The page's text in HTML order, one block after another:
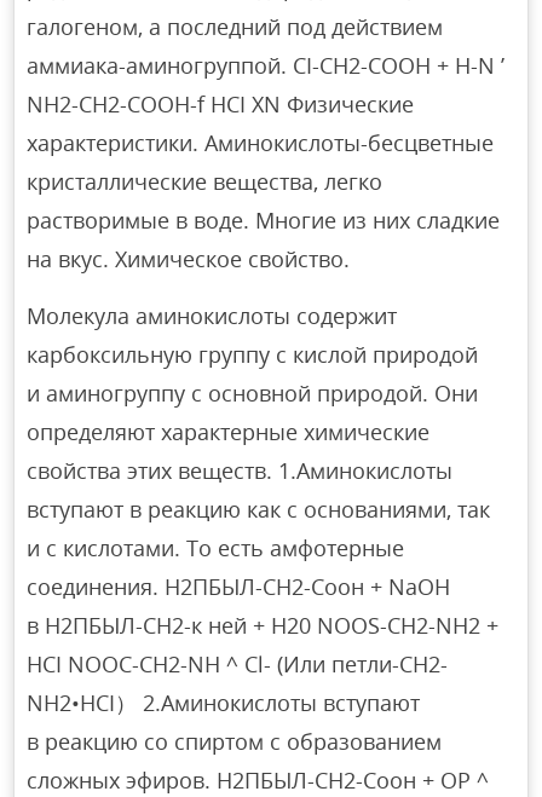
галогеном, а последний под действием
аммиака-аминогруппой. CI-CH2-COOH + H-N ’
NH2-CH2-COOH-f HCI XN Физические
характеристики. Аминокислоты-бесцветные
кристаллические вещества, легко
растворимые в воде. Многие из них сладкие
на вкус. Химическое свойство.
Молекула аминокислоты содержит
карбоксильную группу с кислой природой
и аминогруппу с основной природой. Они
определяют характерные химические
свойства этих веществ. 1.Аминокислоты
вступают в реакцию как с основаниями, так
и с кислотами. То есть амфотерные
соединения. Н2ПБЫЛ-СН2-Соон + NaOH
в Н2ПБЫЛ-СН2-к ней + Н20 NOOS-CH2-NH2 +
HCI NOOC-CH2-NH ^ Cl- (Или петли-CH2-
NH2•HCI） 2.Аминокислоты вступают
в реакцию со спиртом с образованием
сложных эфиров. Н2ПБЫЛ-СН2-Соон + ОР ^